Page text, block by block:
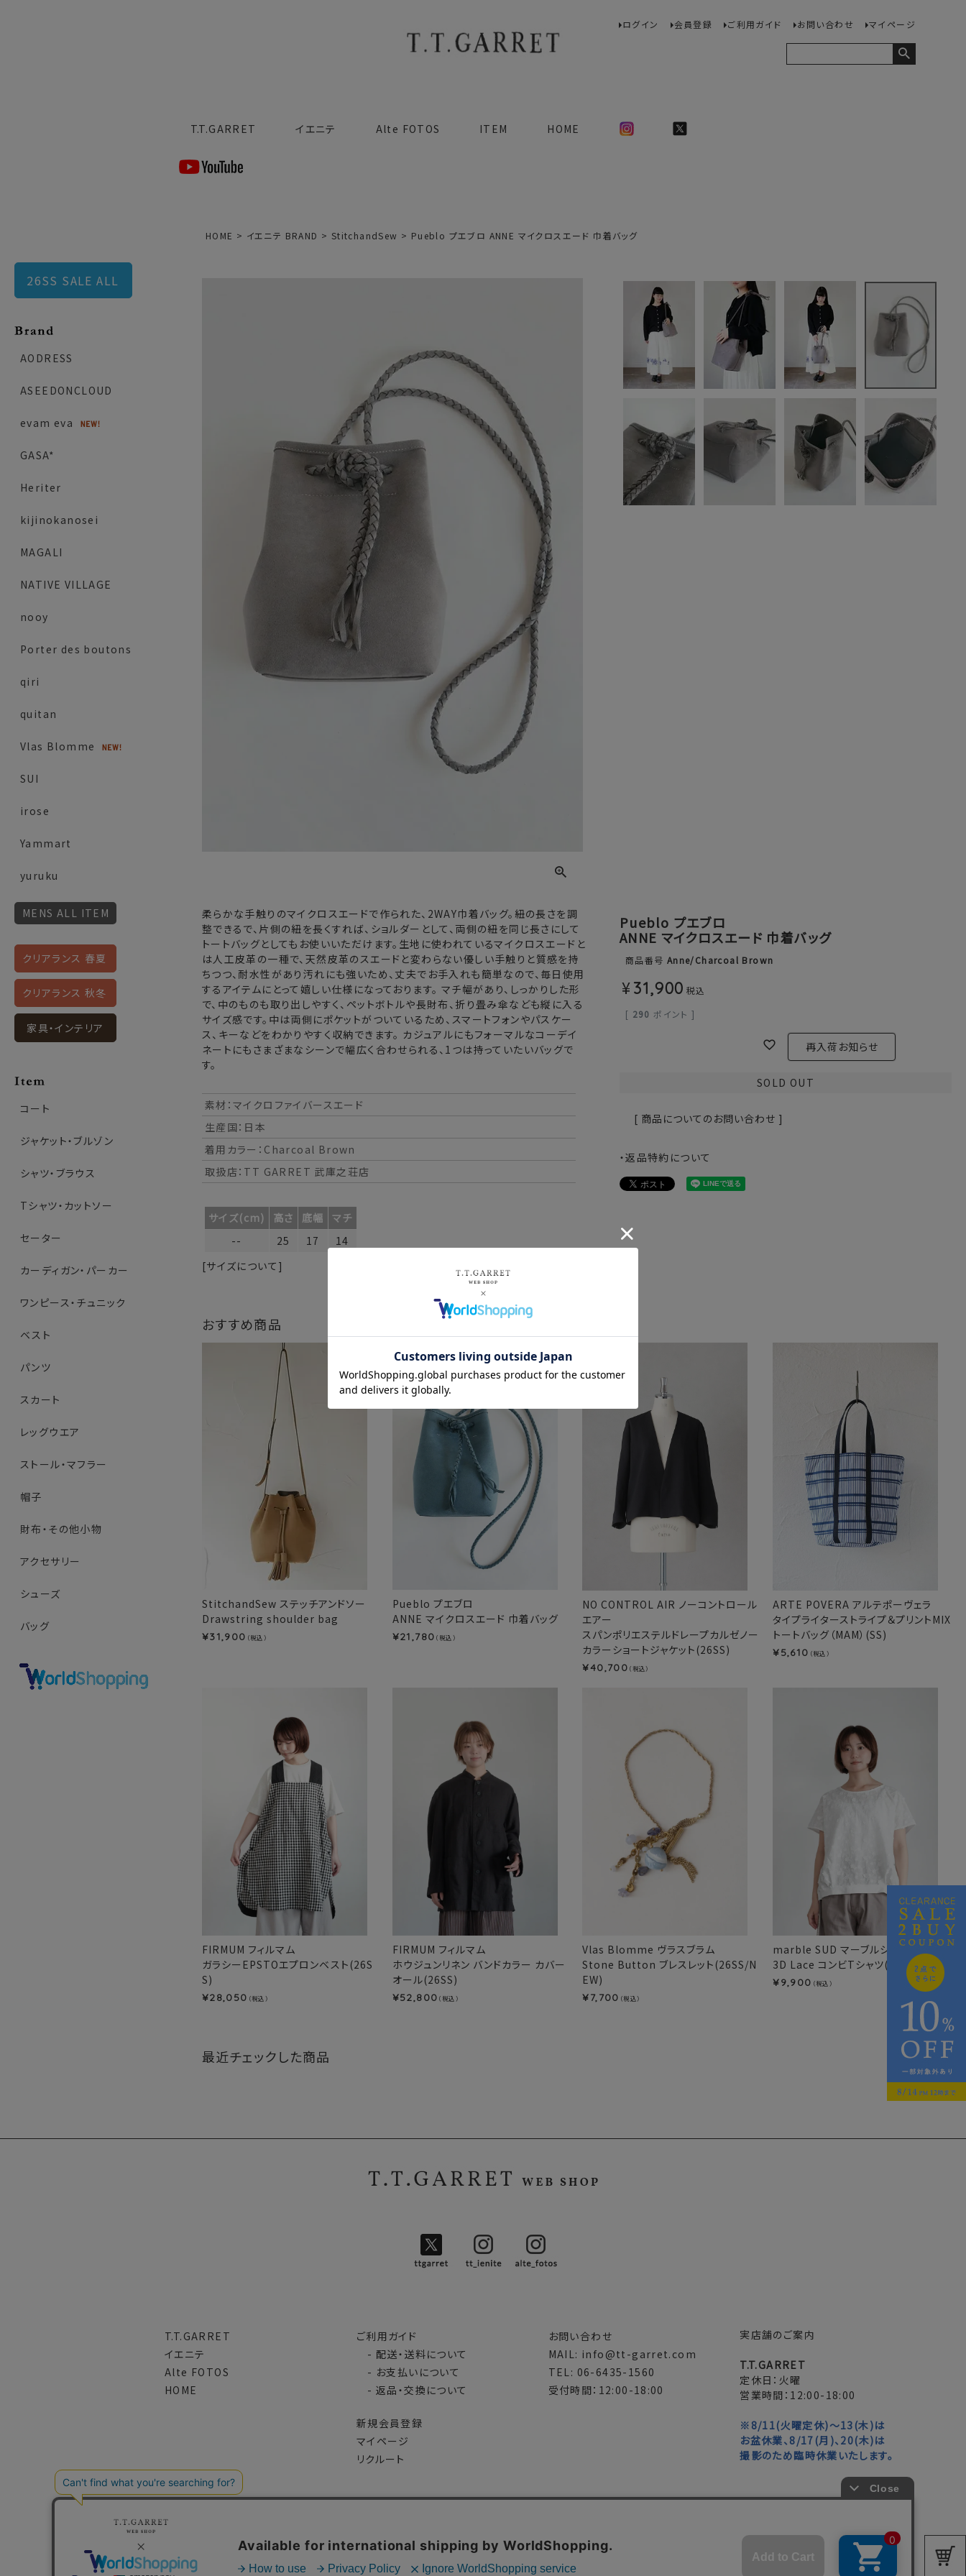
ログイン 会員登録 ご利用ガイド お問い合わせ マイページ
検索
T.T.GARRET イエニテ Alte FOTOS ITEM HOME
26SS SALE ALL
AODRESS
ASEEDONCLOUD
evam eva
GASA*
Heriter
kijinokanosei
MAGALI
NATIVE VILLAGE
nooy
Porter des boutons
qiri
quitan
Vlas Blomme
SUI
irose
Yammart
yuruku
MENS ALL ITEM
クリアランス 春夏
クリアランス 秋冬
家具・インテリア
コート
ジャケット・ブルゾン
シャツ・ブラウス
Tシャツ・カットソー
セーター
カーディガン・パーカー
ワンピース・チュニック
ベスト
パンツ
スカート
レッグウエア
ストール・マフラー
帽子
財布・その他小物
アクセサリー
シューズ
バッグ
HOME イエニテ BRAND StitchandSew Pueblo プエブロ ANNE マイクロスエード 巾着バッグ
柔らかな手触りのマイクロスエードで作られた、2WAY巾着バッグ。紐の長さを調
整できるで、片側の紐を長くすれば、ショルダーとして、両側の紐を同じ長さにして
トートバッグとしてもお使いいただけます。生地に使われているマイクロスエードと
は人工皮革の一種で、天然皮革のスエードと変わらない優しい手触りと質感を持
ちつつ、耐水性があり汚れにも強いため、丈夫でお手入れも簡単なので、毎日使用
するアイテムにとって嬉しい仕様になっております。 マチ幅があり、しっかりした形
で、中のものも取り出しやすく、ペットボトルや長財布、折り畳み傘なども縦に入る
サイズ感です。中は両側にポケットがついているため、スマートフォンやパスケー
ス、キーなどをわかりやすく収納できます。 カジュアルにもフォーマルなコーデイ
ネートにもさまざまなシーンで幅広く合わせられる、1つは持っていたいバッグで
す。
素材：マイクロファイバースエード
生産国：日本
着用カラー：Charcoal Brown
取扱店：TT GARRET 武庫之荘店
サイズ(cm) 高さ 底幅
マチ
--
25 17
14
[サイズについて]
Pueblo プエブロ
ANNE マイクロスエード 巾着バッグ
商品番号 Anne/Charcoal Brown
¥31,900 税込
[ 290 ポイント ]
再入荷お知らせ
SOLD OUT
[ 商品についてのお問い合わせ ]
・返品特約について
おすすめ商品
StitchandSew ステッチアンドソー
Drawstring shoulder bag
¥31,900 （税込）
Pueblo プエブロ
ANNE マイクロスエード 巾着バッグ
¥21,780 （税込）
NO CONTROL AIR ノーコントロール
エアー
スパンポリエステルドレープカルゼノー
カラーショートジャケット(26SS)
¥40,700 （税込）
ARTE POVERA アルテポーヴェラ
タイプライターストライプ＆プリントMIX
トートバッグ（MAM）(SS)
¥ 5,610 （税込）
FIRMUM フィルマム
ガラシーEPSTOエプロンベスト(26S
S)
¥28,050 （税込）
FIRMUM フィルマム
ホウジュンリネン バンドカラー カバー
オール(26SS)
¥52,800 （税込）
Vlas Blomme ヴラスブラム
Stone Button ブレスレット(26SS/N
EW)
¥ 7,700 （税込）
marble SUD マーブルシュッド
3D Lace コンビTシャツ(26SS)
¥ 9,900 （税込）
最近チェックした商品
T.T.GARRET
イエニテ
Alte FOTOS
HOME
ご利用ガイド
- 配送・送料について
- お支払いについて
- 返品・交換について
新規会員登録
マイページ
リクルート
お問い合わせ
MAIL: info@tt-garret.com
TEL: 06-6435-1560
受付時間：12:00-18:00
実店舗のご案内
T.T.GARRET
定休日：火曜
営業時間：12:00-18:00
※8/11(火曜定休)～13(木)は
お盆休業、8/17(月)、20(木)は
撮影のため臨時休業いたします。
特定商取引法に基づく表示 個人情報の取扱